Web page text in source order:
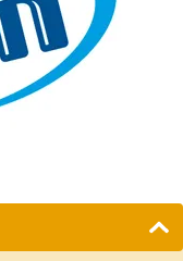
Veranstaltung
die
und mit mir
sowie für den
Ihnen
Nachricht mit